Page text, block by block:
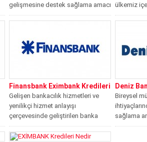
gelişmesine destek sağlama amacı
ile Türkiye İhracat...
ülkemiz
bankalar
Finansbank Eximbank Kredileri
Gelişen bankacılık hizmetleri ve
yenilikçi hizmet anlayışı
çerçevesinde geliştirilen banka
kredi ve kredi kartı ürünleri...
Deniz
Bireysel
sağlama
banka